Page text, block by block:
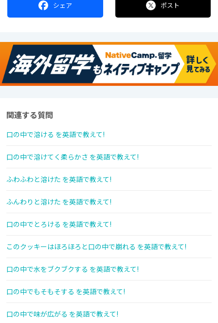
シェア ポスト
関連する質問
口の中で溶ける を英語で教えて!
口の中で溶けてく柔らかさ を英語で教えて!
ふわふわと溶けた を英語で教えて!
ふんわりと溶けた を英語で教えて!
口の中でとろける を英語で教えて!
このクッキーはほろほろと口の中で崩れる を英語で教えて!
口の中で水をブクブクする を英語で教えて!
口の中でもそもそする を英語で教えて!
口の中で味が広がる を英語で教えて!